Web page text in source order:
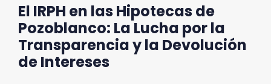
El IRPH en las Hipotecas de
Pozoblanco: La Lucha por la
Transparencia y la Devolución
de Intereses